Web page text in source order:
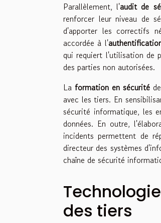
Parallèlement, l'audit de
renforcer leur niveau de
d'apporter les correctifs
accordée à l'
qui requiert l'utilisation de
des parties non autorisées.
La formation en sécurité
avec les tiers. En
sécurité informatique, les
données. En outre,
incidents permettent de
directeur des systèmes
chaîne de sécurité
des tiers